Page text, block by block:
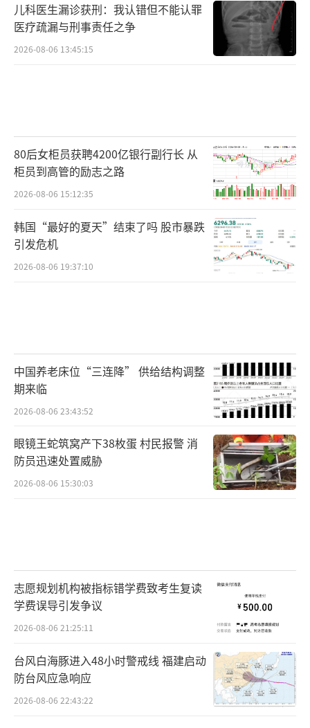
儿科医生漏诊获刑：我认错但不能认罪
医疗疏漏与刑事责任之争
2026-08-06 13:45:15
80后女柜员获聘4200亿银行副行长 从
柜员到高管的励志之路
2026-08-06 15:12:35
韩国“最好的夏天”结束了吗 股市暴跌
引发危机
2026-08-06 19:37:10
中国养老床位“三连降” 供给结构调整
期来临
2026-08-06 23:43:52
眼镜王蛇筑窝产下38枚蛋 村民报警 消
防员迅速处置威胁
2026-08-06 15:30:03
志愿规划机构被指标错学费致考生复读
学费误导引发争议
2026-08-06 21:25:11
台风白海豚进入48小时警戒线 福建启动
防台风应急响应
2026-08-06 22:43:22